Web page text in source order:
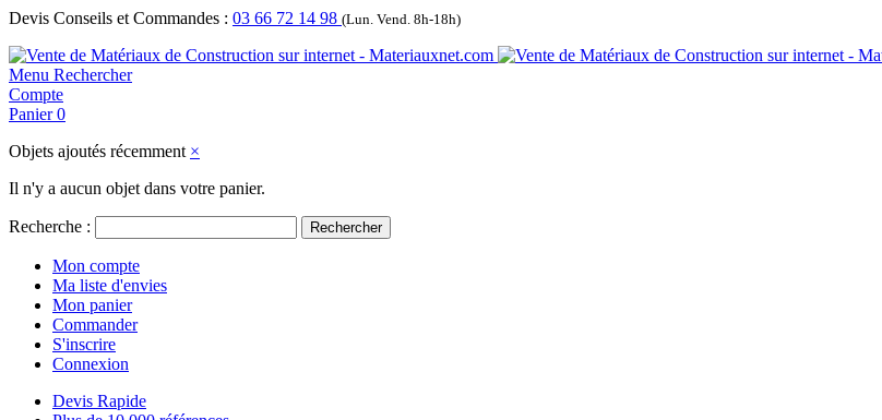
Devis Conseils et Commandes : 03 66 72 14 98 (Lun. Vend. 8h-18h)
Menu Rechercher
Compte
Panier 0
Objets ajoutés récemment ×
Il n'y a aucun objet dans votre panier.
Recherche : Rechercher
Mon compte
Ma liste d'envies
Mon panier
Commander
S'inscrire
Connexion
Devis Rapide